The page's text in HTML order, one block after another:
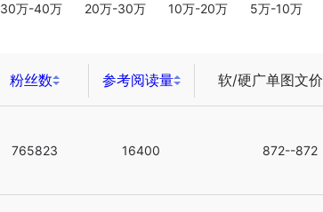
30万-40万 20万-30万 10万-20万 5万-10万
粉丝数 参考阅读量 软/硬广单图文
765823 16400 872--872